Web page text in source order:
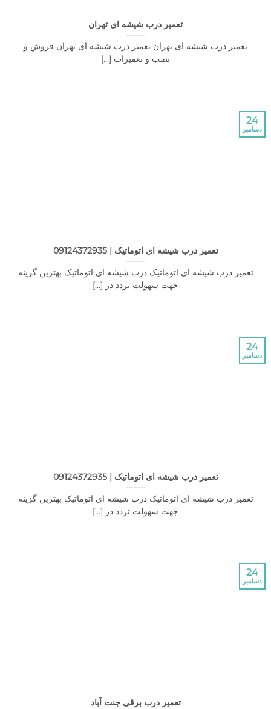
تعمیر درب شیشه ای تهران
درب شیشه ای تهران تعمیر درب شیشه ای تهران فروش و
نصب و تعمیرات [...]
تعمیر درب شیشه ای اتوماتیک | 09124372935
درب شیشه ای اتوماتیک درب شیشه ای اتوماتیک بهترین گزینه
جهت سهولت تردد در [...]
تعمیر درب شیشه ای اتوماتیک | 09124372935
درب شیشه ای اتوماتیک درب شیشه ای اتوماتیک بهترین گزینه
جهت سهولت تردد در [...]
تعمیر درب برقی جنت آباد